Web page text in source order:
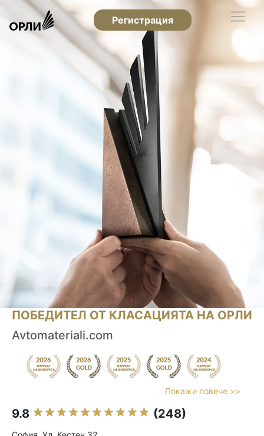
Регистрация
ПОБЕДИТЕЛ ОТ КЛАСАЦИЯТА НА ОРЛИ
Avtomateriali.com
Покажи повече >>
9.8 (248)